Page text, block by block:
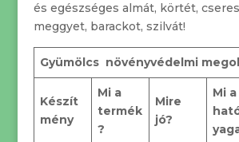
és egészséges almát, körtét,
meggyet, barackot, szilvát!
Gyümölcs növényvédelmi
Készít
mény
Mi a
termék
?
Mire
jó?
Mi a